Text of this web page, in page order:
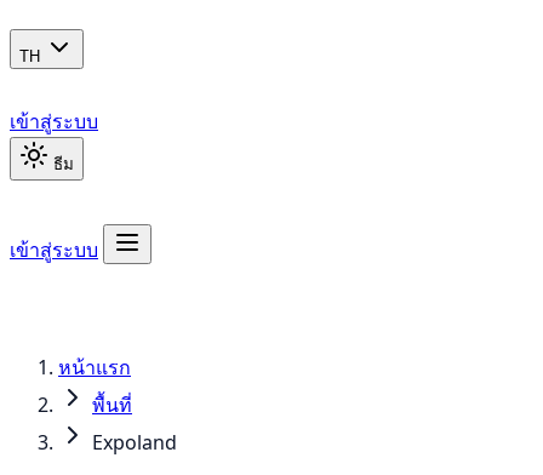
TH
เข้าสู่ระบบ
ธีม
เข้าสู่ระบบ
หน้าแรก
พื้นที่
Expoland